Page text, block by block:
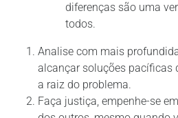
diferenças são uma
todos.
Analise com mais
alcançar soluções pacíficas
a raiz do problema.
Faça justiça, empenhe-se